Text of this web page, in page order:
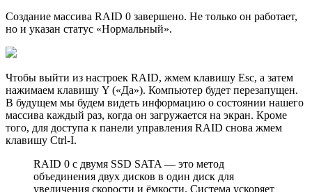
Создание массива RAID 0 завершено. Не только он работает,
но и указан статус «Нормальный».
Чтобы выйти из настроек RAID, жмем клавишу Esc, а затем
нажимаем клавишу Y («Да»). Компьютер будет перезапущен.
В будущем мы будем видеть информацию о состоянии нашего
массива каждый раз, когда он загружается на экран. Кроме
того, для доступа к панели управления RAID снова жмем
клавишу Ctrl-I.
RAID 0 с двумя SSD SATA — это метод
объединения двух дисков в один диск для
увеличения скорости и ёмкости. Система ускоряет